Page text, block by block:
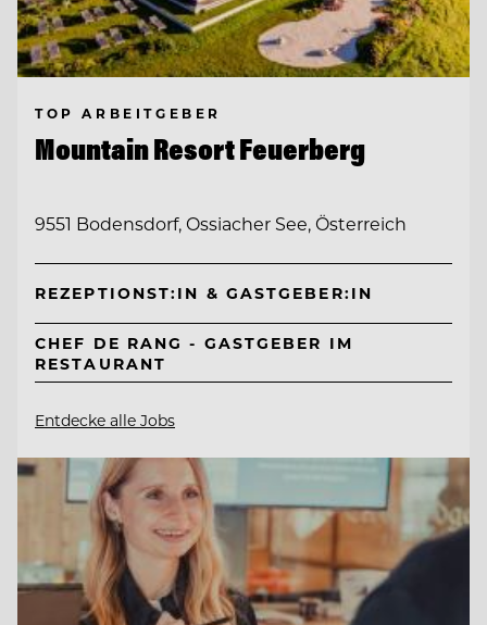
TOP ARBEITGEBER
Mountain Resort Feuerberg
9551 Bodensdorf, Ossiacher See, Österreich
REZEPTIONST:IN & GASTGEBER:IN
CHEF DE RANG - GASTGEBER IM
RESTAURANT
Entdecke alle Jobs